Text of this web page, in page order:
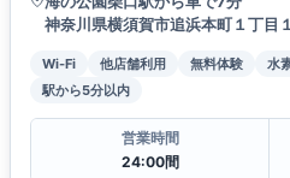
神奈川県横須賀市追浜本町１丁目
Wi-Fi 他店舗利用 無料体験 水
駅から5分以内
営業時間
24:00間